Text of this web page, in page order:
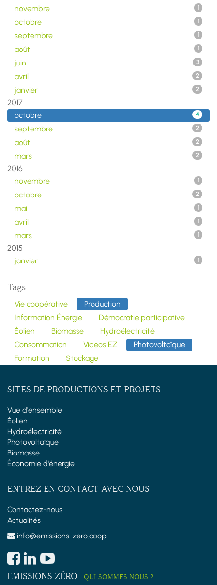
novembre 1
octobre 1
septembre 1
août 1
juin 3
avril 2
janvier 2
2017
octobre
4
septembre 2
août 2
mars 2
2016
novembre
1
octobre 2
mai 1
avril 1
mars 1
2015
janvier
1
Tags
Vie coopérative
Production
Information Énergie
Démocratie participative
Éolien
Biomasse
Hydroélectricité
Consommation
Videos EZ
Photovoltaïque
Formation
Stockage
SITES DE PRODUCTIONS ET PROJETS
Vue d'ensemble
Éolien
Hydroélectricité
Photovoltaïque
Biomasse
Économie d'énergie
ENTREZ EN CONTACT AVEC NOUS
Contactez-nous
Actualités
info@emissions-zero.coop
EMISSIONS ZÉRO - QUI SOMMES-NOUS ?